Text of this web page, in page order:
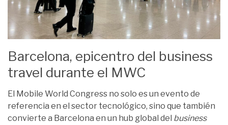
Barcelona, epicentro del business
travel durante el MWC
El Mobile World Congress no solo es un evento de
referencia en el sector tecnológico, sino que también
convierte a Barcelona en un hub global del business